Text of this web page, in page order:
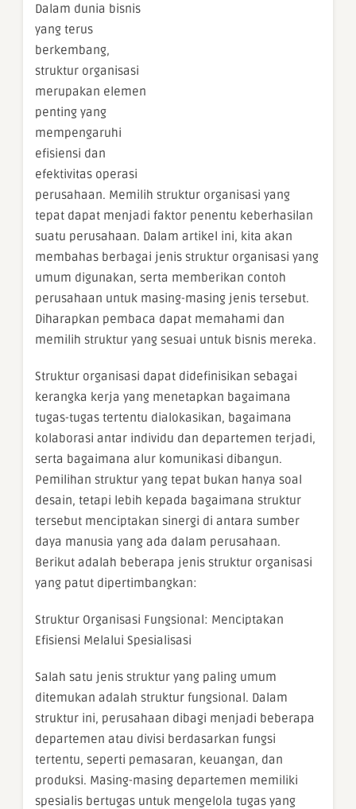
Dalam dunia bisnis
yang terus
berkembang,
struktur organisasi
merupakan elemen
penting yang
mempengaruhi
efisiensi dan
efektivitas operasi
perusahaan. Memilih struktur organisasi yang
tepat dapat menjadi faktor penentu keberhasilan
suatu perusahaan. Dalam artikel ini, kita akan
membahas berbagai jenis struktur organisasi yang
umum digunakan, serta memberikan contoh
perusahaan untuk masing-masing jenis tersebut.
Diharapkan pembaca dapat memahami dan
memilih struktur yang sesuai untuk bisnis mereka.
Struktur organisasi dapat didefinisikan sebagai
kerangka kerja yang menetapkan bagaimana
tugas-tugas tertentu dialokasikan, bagaimana
kolaborasi antar individu dan departemen terjadi,
serta bagaimana alur komunikasi dibangun.
Pemilihan struktur yang tepat bukan hanya soal
desain, tetapi lebih kepada bagaimana struktur
tersebut menciptakan sinergi di antara sumber
daya manusia yang ada dalam perusahaan.
Berikut adalah beberapa jenis struktur organisasi
yang patut dipertimbangkan:
Struktur Organisasi Fungsional: Menciptakan
Efisiensi Melalui Spesialisasi
Salah satu jenis struktur yang paling umum
ditemukan adalah struktur fungsional. Dalam
struktur ini, perusahaan dibagi menjadi beberapa
departemen atau divisi berdasarkan fungsi
tertentu, seperti pemasaran, keuangan, dan
produksi. Masing-masing departemen memiliki
spesialis bertugas untuk mengelola tugas yang